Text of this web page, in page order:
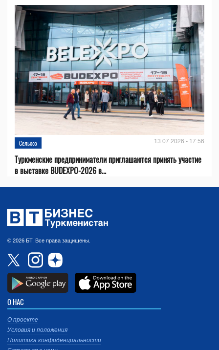
Сельхоз 13.07.2026 - 17:56
Туркменские предприниматели приглашаются принять участие
в выставке BUDEXPO-2026 в...
© 2026 БТ. Все права защищены.
О НАС
О проекте
Условия и положения
Политика конфиденциальности